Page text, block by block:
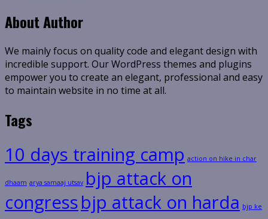
About Author
We mainly focus on quality code and elegant design with
incredible support. Our WordPress themes and plugins
empower you to create an elegant, professional and easy
to maintain website in no time at all.
Tags
10 days training camp action on hike in char
dhaam arya samaaj utsav bjp attack on
congressbjp attack on harda bjp ke